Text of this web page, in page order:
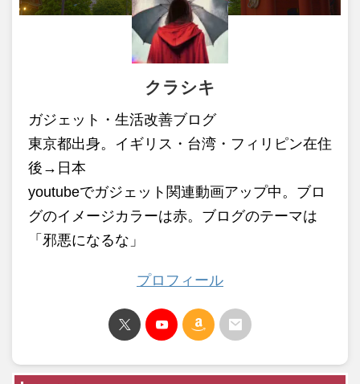
クラシキ
ガジェット・生活改善ブログ
東京都出身。イギリス・台湾・フィリピン在住
後→日本
youtubeでガジェット関連動画アップ中。ブロ
グのイメージカラーは赤。ブログのテーマは
「邪悪になるな」
プロフィール